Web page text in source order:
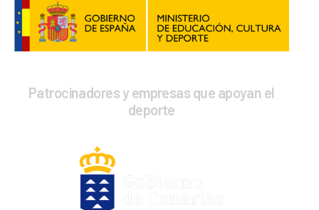
Patrocinadores y empresas que apoyan el
deporte